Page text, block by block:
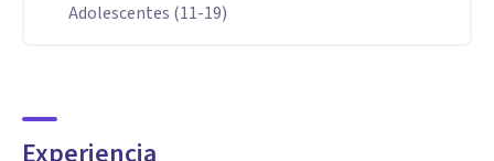
Adolescentes (11-19)